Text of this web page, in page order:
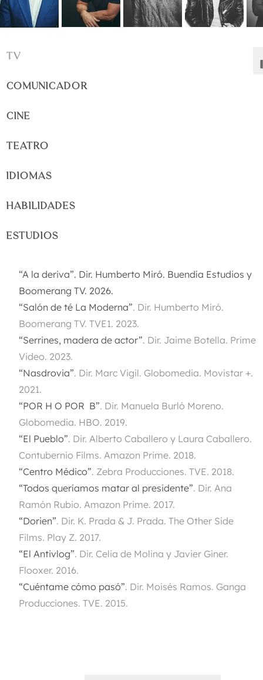
TV
COMUNICADOR
CINE
TEATRO
IDIOMAS
HABILIDADES
ESTUDIOS
“A la deriva”. Dir. Humberto Miró. Buendía Estudios y
Boomerang TV. 2026.
“Salón de té La Moderna”. Dir. Humberto Miró.
Boomerang TV. TVE1. 2023.
“Serrines, madera de actor”. Dir. Jaime Botella. Prime
Video. 2023.
“Nasdrovia”. Dir. Marc Vigil. Globomedia. Movistar +.
2021.
“POR H O POR B”. Dir. Manuela Burló Moreno.
Globomedia. HBO. 2019.
“El Pueblo”. Dir. Alberto Caballero y Laura Caballero.
Contubernio Films. Amazon Prime. 2018.
“Centro Médico”. Zebra Producciones. TVE. 2018.
“Todos queríamos matar al presidente”. Dir. Ana
Ramón Rubio. Amazon Prime. 2017.
“Dorien”. Dir. K. Prada & J. Prada. The Other Side
Films. Play Z. 2017.
“El Antivlog”. Dir. Celia de Molina y Javier Giner.
Flooxer. 2016.
“Cuéntame cómo pasó”. Dir. Moisés Ramos. Ganga
Producciones. TVE. 2015.